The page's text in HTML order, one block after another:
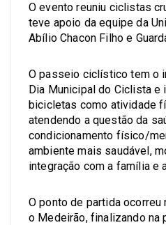
O evento reuniu ciclistas
teve apoio da equipe da
Abílio Chacon Filho e
O passeio ciclístico tem o
Dia Municipal do Ciclista e
bicicletas como atividade
atendendo a questão da
condicionamento físico/
ambiente mais saudável,
integração com a família e
O ponto de partida
o Medeirão, finalizando na